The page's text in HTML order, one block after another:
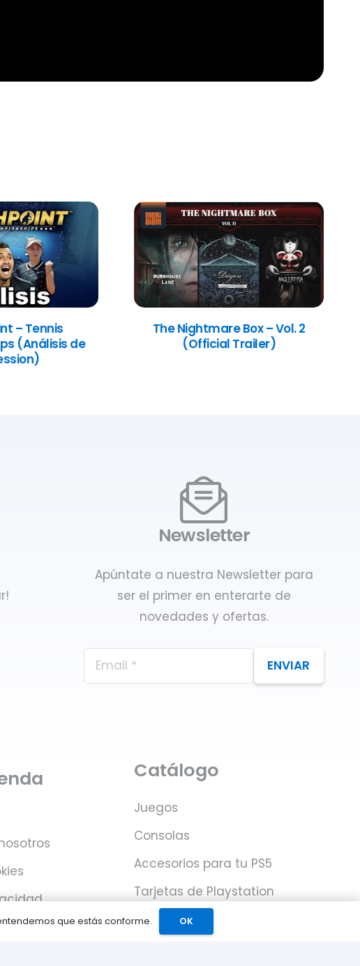
– Tennis
(Análisis de
The Nightmare Box – Vol. 2
(Official Trailer)
Newsletter
Apúntate a nuestra Newsletter para
ser el primer en enterarte de
novedades y ofertas.
ENVIAR
Catálogo
Juegos
Consolas
Accesorios para tu PS5
Tarjetas de Playstation
Network
que estás conforme. OK